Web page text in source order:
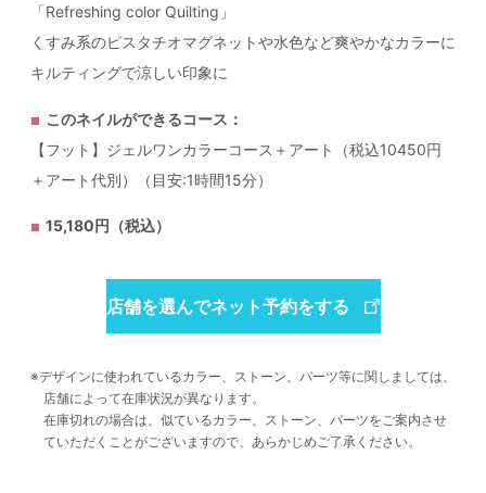
「Refreshing color Quilting」
くすみ系のピスタチオマグネットや水色など爽やかなカラーに
キルティングで涼しい印象に
このネイルができるコース：
【フット】ジェルワンカラーコース＋アート（税込10450円
＋アート代別）（目安:1時間15分）
15,180円（税込）
店舗を選んでネット予約をする
デザインに使われているカラー、ストーン、パーツ等に関しましては、
店舗によって在庫状況が異なります。
在庫切れの場合は、似ているカラー、ストーン、パーツをご案内させ
ていただくことがございますので、あらかじめご了承ください。